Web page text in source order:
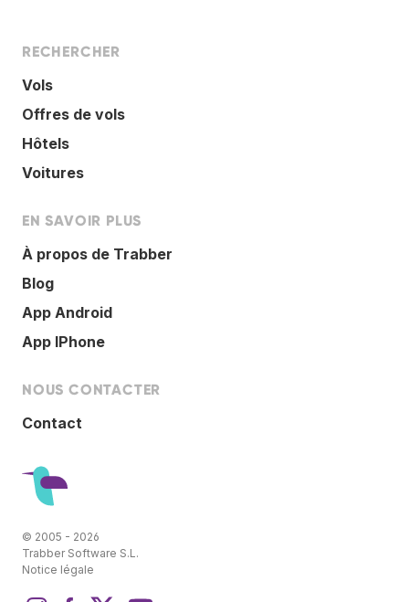
RECHERCHER
Vols
Offres de vols
Hôtels
Voitures
EN SAVOIR PLUS
À propos de Trabber
Blog
App Android
App IPhone
NOUS CONTACTER
Contact
© 2005 - 2026
Trabber Software S.L.
Notice légale